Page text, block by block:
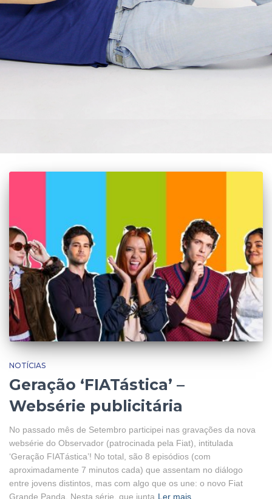
NOTÍCIAS
Geração ‘FIATástica’ –
Websérie publicitária
No passado mês de Setembro participei nas gravações da nova
websérie do Observador (patrocinada pela Fiat), intitulada
‘Geração FIATástica’! No total, são 8 episódios (com
aproximadamente 7 minutos cada) que assentam no diálogo
entre jovens distintos, mas com algo que os une: o novo Fiat
Grande Panda. Nesta série, que junta Ler mais